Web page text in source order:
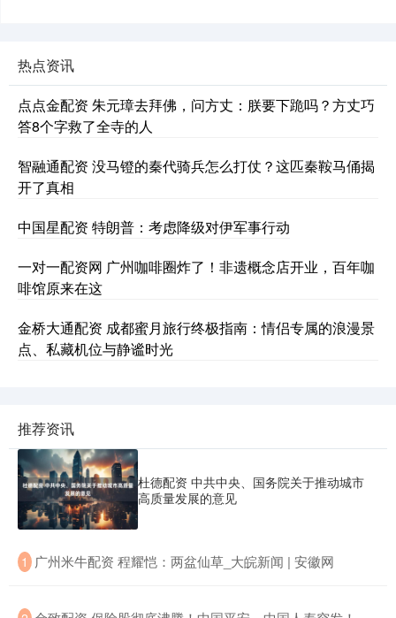
热点资讯
点点金配资 朱元璋去拜佛，问方丈：朕要下跪吗？方丈巧
答8个字救了全寺的人
智融通配资 没马镫的秦代骑兵怎么打仗？这匹秦鞍马俑揭
开了真相
中国星配资 特朗普：考虑降级对伊军事行动
一对一配资网 广州咖啡圈炸了！非遗概念店开业，百年咖
啡馆原来在这
金桥大通配资 成都蜜月旅行终极指南：情侣专属的浪漫景
点、私藏机位与静谧时光
推荐资讯
杜德配资 中共中央、国务院关于推动城市
高质量发展的意见
1 ​广州米牛配资 程耀恺：两盆仙草_大皖新闻 | 安徽网